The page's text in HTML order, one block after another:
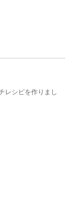
レシピを作りまし